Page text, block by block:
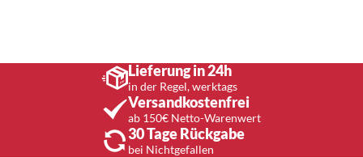
Lieferung in 24h
in der Regel, werktags
Versandkostenfrei
ab 150€ Netto-Warenwert
30 Tage Rückgabe
bei Nichtgefallen